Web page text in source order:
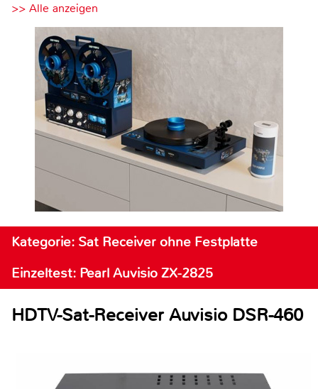
>> Alle anzeigen
Kategorie: Sat Receiver ohne Festplatte
Einzeltest: Pearl Auvisio ZX-2825
HDTV-Sat-Receiver Auvisio DSR-460